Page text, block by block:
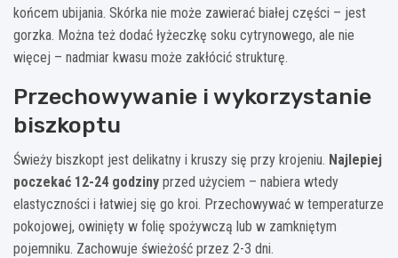
końcem ubijania. Skórka nie może zawierać białej części – jest
gorzka. Można też dodać łyżeczkę soku cytrynowego, ale nie
więcej – nadmiar kwasu może zakłócić strukturę.
Przechowywanie i wykorzystanie
biszkoptu
Świeży biszkopt jest delikatny i kruszy się przy krojeniu. Najlepiej
poczekać 12-24 godziny przed użyciem – nabiera wtedy
elastyczności i łatwiej się go kroi. Przechowywać w temperaturze
pokojowej, owinięty w folię spożywczą lub w zamkniętym
pojemniku. Zachowuje świeżość przez 2-3 dni.